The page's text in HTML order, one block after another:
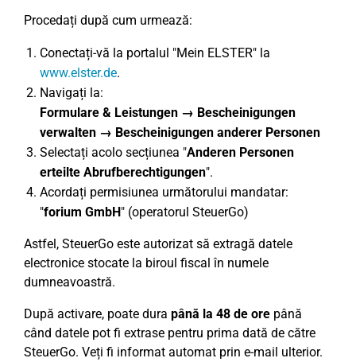
Procedați după cum urmează:
Conectați-vă la portalul "Mein ELSTER" la
www.elster.de.
Navigați la:
Formulare & Leistungen → Bescheinigungen
verwalten → Bescheinigungen anderer Personen
Selectați acolo secțiunea "Anderen Personen
erteilte Abrufberechtigungen".
Acordați permisiunea următorului mandatar:
"forium GmbH" (operatorul SteuerGo)
Astfel, SteuerGo este autorizat să extragă datele
electronice stocate la biroul fiscal în numele
dumneavoastră.
După activare, poate dura până la 48 de ore până
când datele pot fi extrase pentru prima dată de către
SteuerGo. Veți fi informat automat prin e-mail ulterior.